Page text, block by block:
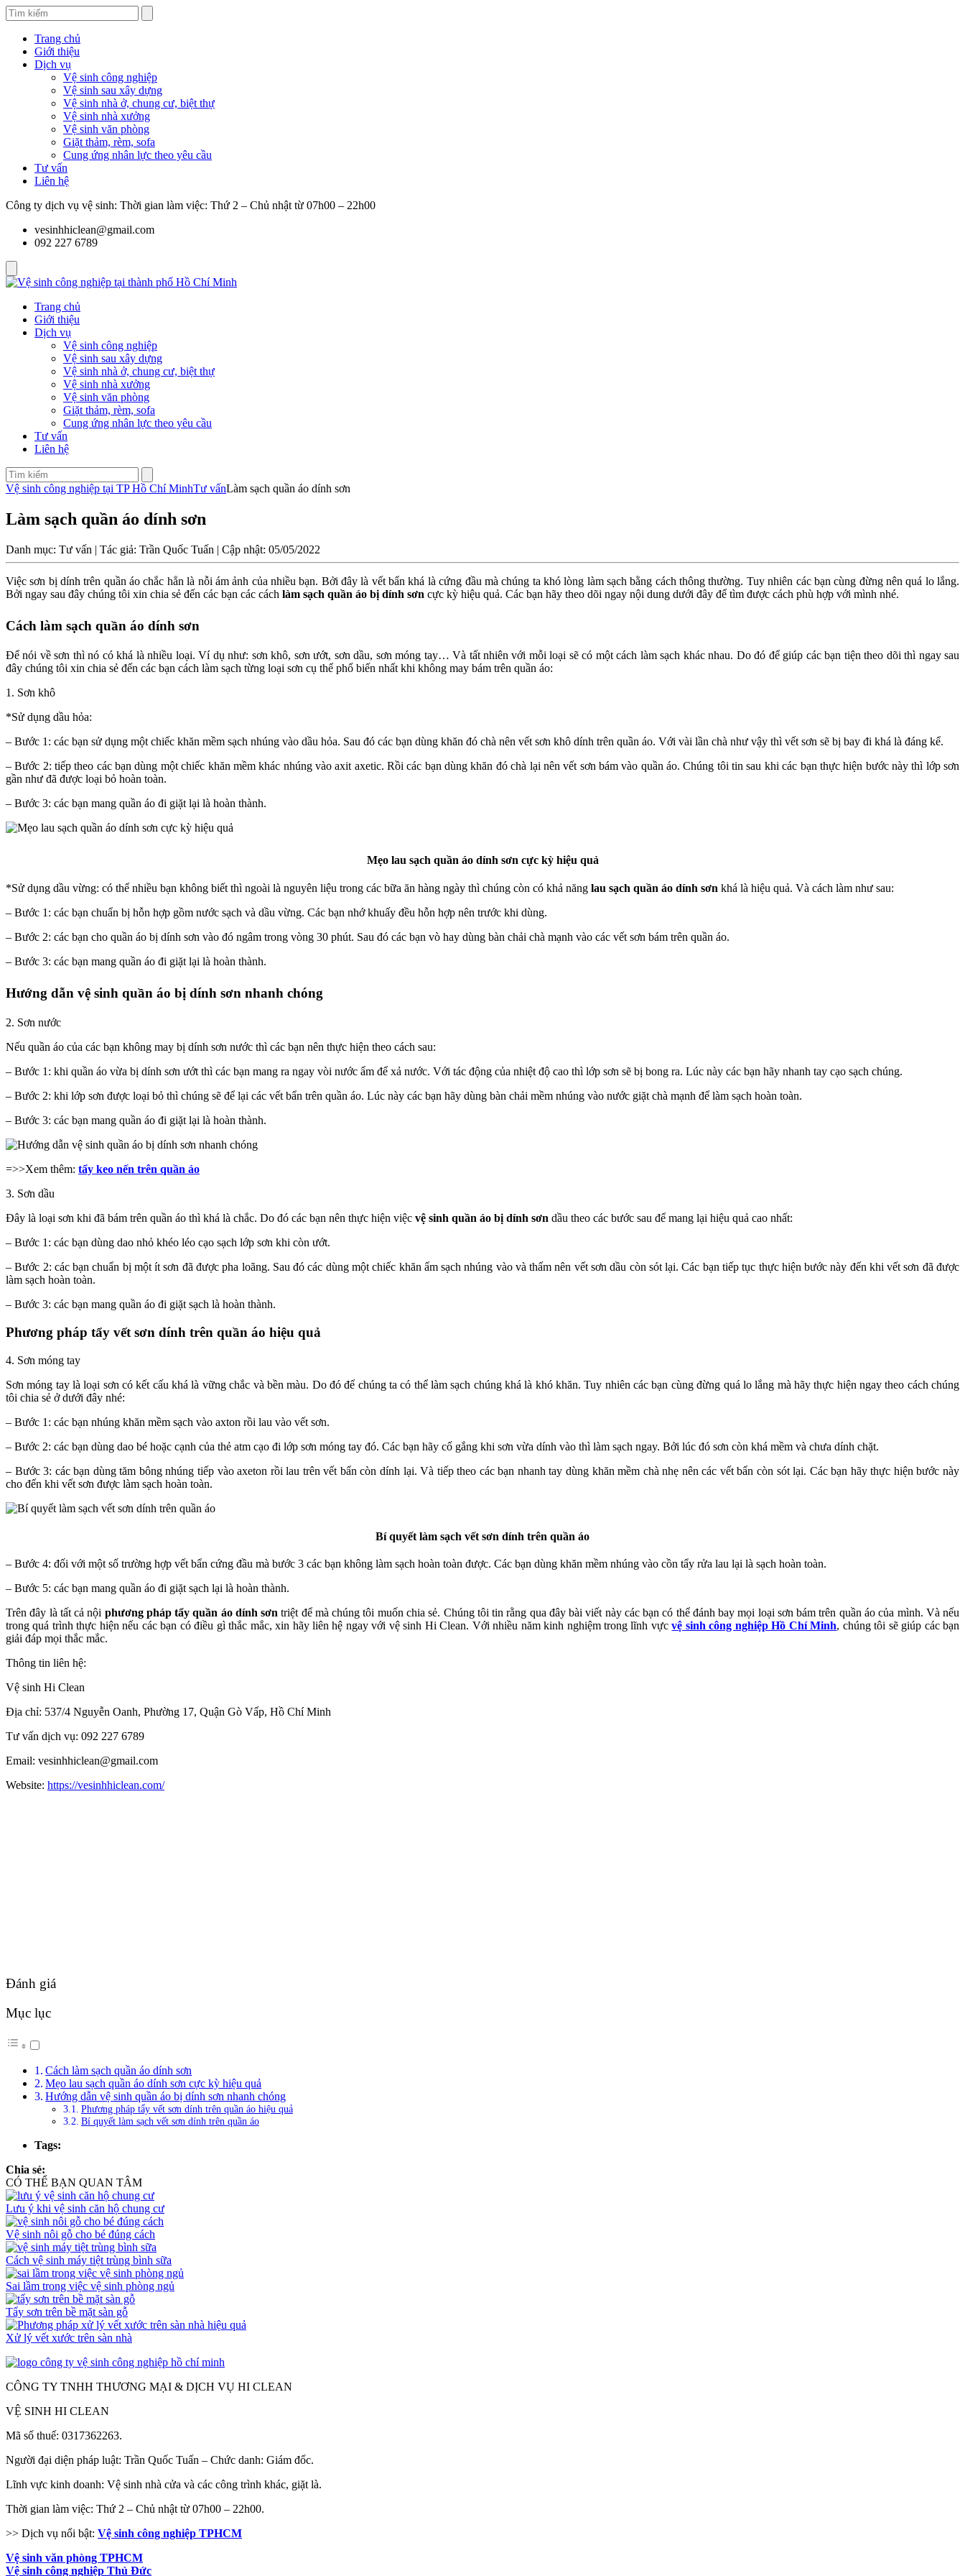
Trang chủ
Giới thiệu
Dịch vụ
Vệ sinh công nghiệp
Vệ sinh sau xây dựng
Vệ sinh nhà ở, chung cư, biệt thự
Vệ sinh nhà xưởng
Vệ sinh văn phòng
Giặt thảm, rèm, sofa
Cung ứng nhân lực theo yêu cầu
Tư vấn
Liên hệ
Công ty dịch vụ vệ sinh: Thời gian làm việc: Thứ 2 – Chủ nhật từ 07h00 – 22h00
vesinhhiclean@gmail.com
092 227 6789
Trang chủ
Giới thiệu
Dịch vụ
Vệ sinh công nghiệp
Vệ sinh sau xây dựng
Vệ sinh nhà ở, chung cư, biệt thự
Vệ sinh nhà xưởng
Vệ sinh văn phòng
Giặt thảm, rèm, sofa
Cung ứng nhân lực theo yêu cầu
Tư vấn
Liên hệ
Vệ sinh công nghiệp tại TP Hồ Chí MinhTư vấnLàm sạch quần áo dính sơn
Làm sạch quần áo dính sơn
Danh mục: Tư vấn | Tác giả: Trần Quốc Tuấn | Cập nhật: 05/05/2022
Việc sơn bị dính trên quần áo chắc hẳn là nỗi ám ảnh của nhiều bạn. Bởi đây là vết bẩn khá là cứng đầu mà chúng ta khó lòng làm sạch bằng cách thông thường. Tuy nhiên các bạn cùng đừng nên quá lo lắng.
Bởi ngay sau đây chúng tôi xin chia sẻ đến các bạn các cách làm sạch quần áo bị dính sơn cực kỳ hiệu quả. Các bạn hãy theo dõi ngay nội dung dưới đây để tìm được cách phù hợp với mình nhé.
Cách làm sạch quần áo dính sơn
Để nói về sơn thì nó có khá là nhiều loại. Ví dụ như: sơn khô, sơn ướt, sơn dầu, sơn móng tay… Và tất nhiên với mỗi loại sẽ có một cách làm sạch khác nhau. Do đó để giúp các bạn tiện theo dõi thì ngay sau
đây chúng tôi xin chia sẻ đến các bạn cách làm sạch từng loại sơn cụ thể phổ biến nhất khi không may bám trên quần áo:
1. Sơn khô
*Sử dụng dầu hỏa:
– Bước 1: các bạn sử dụng một chiếc khăn mềm sạch nhúng vào dầu hỏa. Sau đó các bạn dùng khăn đó chà nên vết sơn khô dính trên quần áo. Với vài lần chà như vậy thì vết sơn sẽ bị bay đi khá là đáng kể.
– Bước 2: tiếp theo các bạn dùng một chiếc khăn mềm khác nhúng vào axit axetic. Rồi các bạn dùng khăn đó chà lại nên vết sơn bám vào quần áo. Chúng tôi tin sau khi các bạn thực hiện bước này thì lớp sơn
gần như đã được loại bỏ hoàn toàn.
– Bước 3: các bạn mang quần áo đi giặt lại là hoàn thành.
Mẹo lau sạch quần áo dính sơn cực kỳ hiệu quả
*Sử dụng dầu vừng: có thể nhiều bạn không biết thì ngoài là nguyên liệu trong các bữa ăn hàng ngày thì chúng còn có khả năng lau sạch quần áo dính sơn khá là hiệu quả. Và cách làm như sau:
– Bước 1: các bạn chuẩn bị hỗn hợp gồm nước sạch và dầu vừng. Các bạn nhớ khuấy đều hỗn hợp nên trước khi dùng.
– Bước 2: các bạn cho quần áo bị dính sơn vào đó ngâm trong vòng 30 phút. Sau đó các bạn vò hay dùng bàn chải chà mạnh vào các vết sơn bám trên quần áo.
– Bước 3: các bạn mang quần áo đi giặt lại là hoàn thành.
Hướng dẫn vệ sinh quần áo bị dính sơn nhanh chóng
2. Sơn nước
Nếu quần áo của các bạn không may bị dính sơn nước thì các bạn nên thực hiện theo cách sau:
– Bước 1: khi quần áo vừa bị dính sơn ướt thì các bạn mang ra ngay vòi nước ẩm để xả nước. Với tác động của nhiệt độ cao thì lớp sơn sẽ bị bong ra. Lúc này các bạn hãy nhanh tay cạo sạch chúng.
– Bước 2: khi lớp sơn được loại bỏ thì chúng sẽ để lại các vết bẩn trên quần áo. Lúc này các bạn hãy dùng bàn chải mềm nhúng vào nước giặt chà mạnh để làm sạch hoàn toàn.
– Bước 3: các bạn mang quần áo đi giặt lại là hoàn thành.
=>>Xem thêm: tẩy keo nến trên quần áo
3. Sơn dầu
Đây là loại sơn khi đã bám trên quần áo thì khá là chắc. Do đó các bạn nên thực hiện việc vệ sinh quần áo bị dính sơn dầu theo các bước sau để mang lại hiệu quả cao nhất:
– Bước 1: các bạn dùng dao nhỏ khéo léo cạo sạch lớp sơn khi còn ướt.
– Bước 2: các bạn chuẩn bị một ít sơn đã được pha loãng. Sau đó các dùng một chiếc khăn ẩm sạch nhúng vào và thấm nên vết sơn dầu còn sót lại. Các bạn tiếp tục thực hiện bước này đến khi vết sơn đã được
làm sạch hoàn toàn.
– Bước 3: các bạn mang quần áo đi giặt sạch là hoàn thành.
Phương pháp tẩy vết sơn dính trên quần áo hiệu quả
4. Sơn móng tay
Sơn móng tay là loại sơn có kết cấu khá là vững chắc và bền màu. Do đó để chúng ta có thể làm sạch chúng khá là khó khăn. Tuy nhiên các bạn cùng đừng quá lo lắng mà hãy thực hiện ngay theo cách chúng
tôi chia sẻ ở dưới đây nhé:
– Bước 1: các bạn nhúng khăn mềm sạch vào axton rồi lau vào vết sơn.
– Bước 2: các bạn dùng dao bé hoặc cạnh của thẻ atm cạo đi lớp sơn móng tay đó. Các bạn hãy cố gắng khi sơn vừa dính vào thì làm sạch ngay. Bởi lúc đó sơn còn khá mềm và chưa dính chặt.
– Bước 3: các bạn dùng tăm bông nhúng tiếp vào axeton rồi lau trên vết bẩn còn dính lại. Và tiếp theo các bạn nhanh tay dùng khăn mềm chà nhẹ nên các vết bẩn còn sót lại. Các bạn hãy thực hiện bước này
cho đến khi vết sơn được làm sạch hoàn toàn.
Bí quyết làm sạch vết sơn dính trên quần áo
– Bước 4: đối với một số trường hợp vết bẩn cứng đầu mà bước 3 các bạn không làm sạch hoàn toàn được. Các bạn dùng khăn mềm nhúng vào cồn tẩy rửa lau lại là sạch hoàn toàn.
– Bước 5: các bạn mang quần áo đi giặt sạch lại là hoàn thành.
Trên đây là tất cả nội phương pháp tẩy quần áo dính sơn triệt để mà chúng tôi muốn chia sẻ. Chúng tôi tin rằng qua đây bài viết này các bạn có thể đánh bay mọi loại sơn bám trên quần áo của mình. Và nếu
trong quá trình thực hiện nếu các bạn có điều gì thắc mắc, xin hãy liên hệ ngay với vệ sinh Hi Clean. Với nhiều năm kinh nghiệm trong lĩnh vựcvệ sinh công nghiệp Hồ Chí Minh, chúng tôi sẽ giúp các bạn
giải đáp mọi thắc mắc.
Thông tin liên hệ:
Vệ sinh Hi Clean
Địa chỉ: 537/4 Nguyễn Oanh, Phường 17, Quận Gò Vấp, Hồ Chí Minh
Tư vấn dịch vụ: 092 227 6789
Email: vesinhhiclean@gmail.com
Website: https://vesinhhiclean.com/
Đánh giá
Mục lục
Cách làm sạch quần áo dính sơn
Mẹo lau sạch quần áo dính sơn cực kỳ hiệu quả
Hướng dẫn vệ sinh quần áo bị dính sơn nhanh chóng
Phương pháp tẩy vết sơn dính trên quần áo hiệu quả
Bí quyết làm sạch vết sơn dính trên quần áo
Tags:
Chia sẻ:
CÓ THỂ BẠN QUAN TÂM
Lưu ý khi vệ sinh căn hộ chung cư
Vệ sinh nôi gỗ cho bé đúng cách
Cách vệ sinh máy tiệt trùng bình sữa
Sai lầm trong việc vệ sinh phòng ngủ
Tẩy sơn trên bề mặt sàn gỗ
Xử lý vết xước trên sàn nhà
CÔNG TY TNHH THƯƠNG MẠI & DỊCH VỤ HI CLEAN
VỆ SINH HI CLEAN
Mã số thuế: 0317362263.
Người đại diện pháp luật: Trần Quốc Tuấn – Chức danh: Giám đốc.
Lĩnh vực kinh doanh: Vệ sinh nhà cửa và các công trình khác, giặt là.
Thời gian làm việc: Thứ 2 – Chủ nhật từ 07h00 – 22h00.
>> Dịch vụ nổi bật: Vệ sinh công nghiệp TPHCM
Vệ sinh văn phòng TPHCM
Vệ sinh công nghiệp Thủ Đức